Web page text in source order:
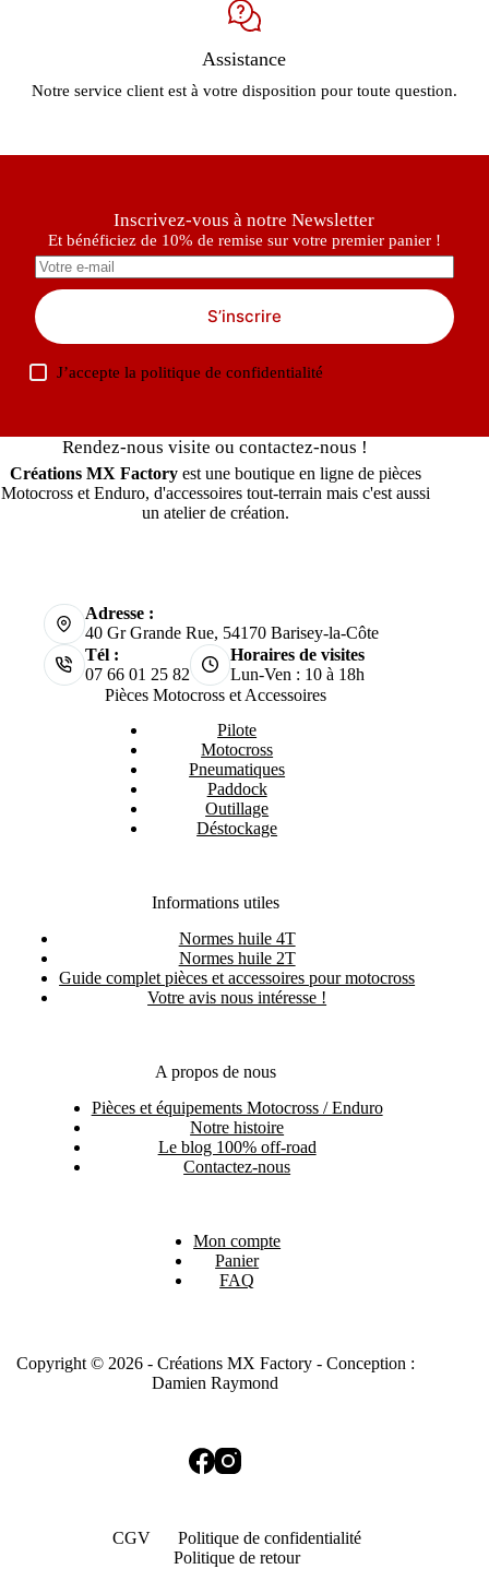
Assistance
Notre service client est à votre disposition pour toute question.
Inscrivez-vous à notre Newsletter
Et bénéficiez de 10% de remise sur votre premier panier !
S’inscrire
J’accepte lapolitique de confidentialité
Rendez-nous visite ou contactez-nous !
Créations MX Factoryest une boutique en ligne de pièces
Motocross et Enduro, d'accessoires tout-terrain mais c'est aussi
un atelier de création.
Adresse :
40 Gr Grande Rue, 54170 Barisey-la-Côte
Tél :
07 66 01 25 82
Horaires de visites
Lun-Ven : 10 à 18h
Pièces Motocross et Accessoires
Pilote
Motocross
Pneumatiques
Paddock
Outillage
Déstockage
Informations utiles
Normes huile 4T
Normes huile 2T
Guide complet pièces et accessoires pour motocross
Votre avis nous intéresse !
A propos de nous
Pièces et équipements Motocross / Enduro
Notre histoire
Le blog 100% off-road
Contactez-nous
Mon compte
Panier
FAQ
Copyright © 2026 - Créations MX Factory - Conception :
Damien Raymond
CGV
Politique de confidentialité
Politique de retour